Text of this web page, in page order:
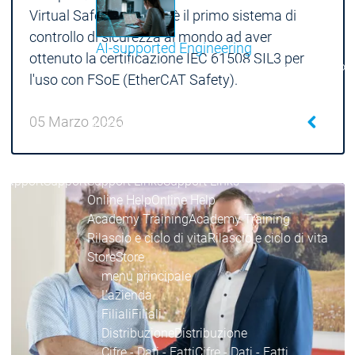
AI-supported Engineering
Approfitta dei vantaggi di CODESYS con
SupportSupport
Support
Support LinksSupport Links
Online HelpOnline Help
Academy TrainingAcademy Training
Rilascio e ciclo di vitaRilascio e ciclo di vita
StoreStore
menu principale
L'azienda
FilialiFiliali
DistribuzioneDistribuzione
Virtual Safe Control SL è il primo sistema di
controllo di sicurezza al mondo ad aver
ottenuto la certificazione IEC 61508 SIL3 per
l'uso con FSoE (EtherCAT Safety).
05 Marzo 2026